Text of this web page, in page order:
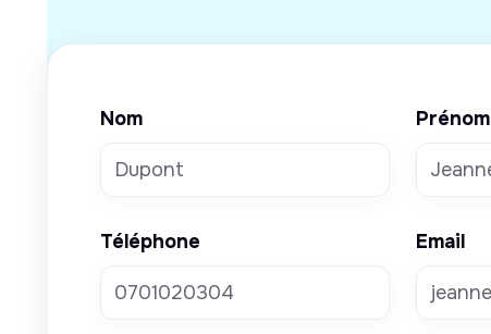
Nom Prénom
Téléphone Email